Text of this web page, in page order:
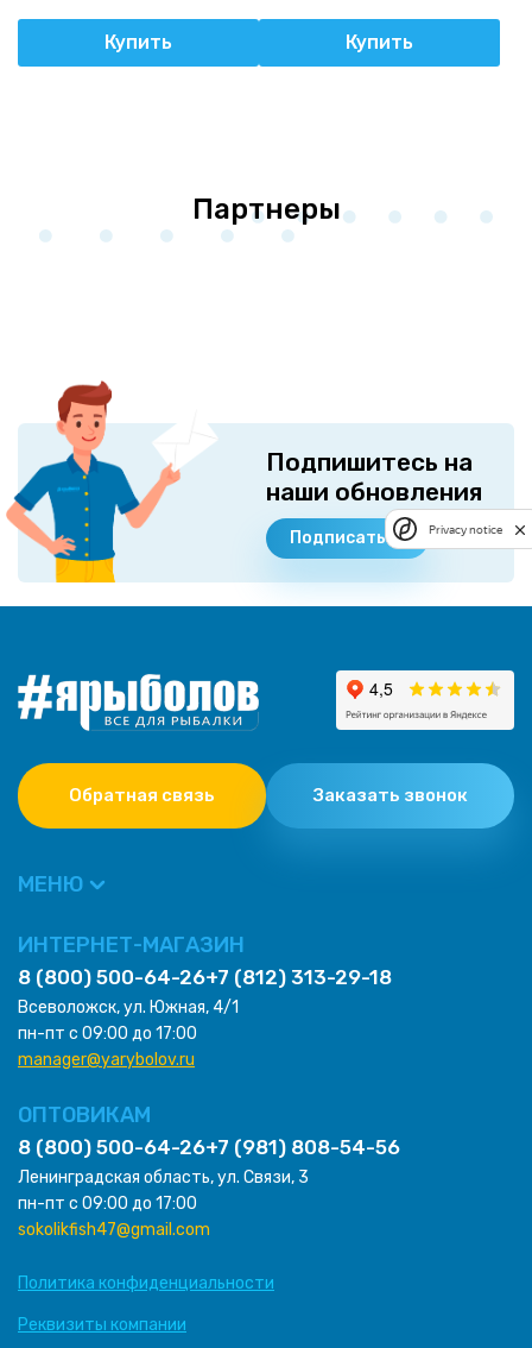
Купить Купить
Партнеры
Подпишитесь на
наши обновления
Подписаться
Обратная связь Заказать звонок
МЕНЮ
ИНТЕРНЕТ-МАГАЗИН
8 (800) 500-64-26+7 (812) 313-29-18
Всеволожск, ул. Южная, 4/1
пн-пт с 09:00 до 17:00
manager@yarybolov.ru
ОПТОВИКАМ
8 (800) 500-64-26+7 (981) 808-54-56
Ленинградская область, ул. Связи, 3
пн-пт с 09:00 до 17:00
sokolikfish47@gmail.com
Политика конфиденциальности
Реквизиты компании
Privacy notice